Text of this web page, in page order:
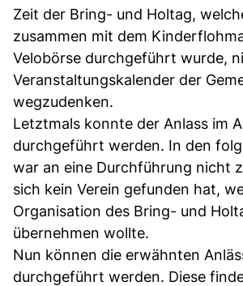
Zeit der Bring- und Holtag,
zusammen mit dem
Velobörse durchgeführt wurde,
Veranstaltungskalender der
wegzudenken.
Letztmals konnte der Anlass im
durchgeführt werden. In den
war an eine Durchführung nicht
sich kein Verein gefunden hat,
Organisation des Bring- und
übernehmen wollte.
Nun können die erwähnten
durchgeführt werden. Diese